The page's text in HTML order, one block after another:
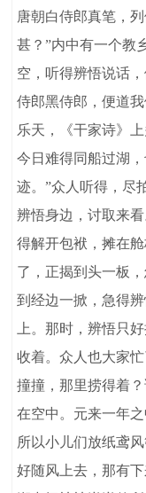
唐朝白侍郎真笔，
甚？”内中有一个教
空，听得辨悟说话
侍郎黑侍郎，便道
乐天，《干家诗》
今日难得同船过湖
迹。”众人听得，尽
辨悟身边，讨取来
得解开包袱，摊在
了，正揭到头一板
到经边一掀，急得
上。那时，辨悟只
收着。众人也大家
撞撞，那里捞得着
在空中。元来一年
所以小儿们放纸鸢
好随风上去，那有